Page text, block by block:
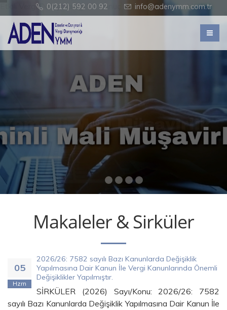
0(212) 592 00 92 info@adenymm.com.tr
Etkili Vergi Danışmanlığı Ve Sonuç Alan Bir Denetim Modeli
Makaleler & Sirküler
05
Hzrn
2026/26: 7582 sayılı Bazı Kanunlarda Değişiklik
Yapılmasına Dair Kanun İle Vergi Kanunlarında Önemli
Değişiklikler Yapılmıştır.
SİRKÜLER (2026) Sayı/Konu: 2026/26: 7582
sayılı Bazı Kanunlarda Değişiklik Yapılmasına Dair Kanun İle